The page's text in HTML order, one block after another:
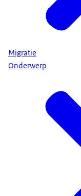
Migratie
Onderwerp